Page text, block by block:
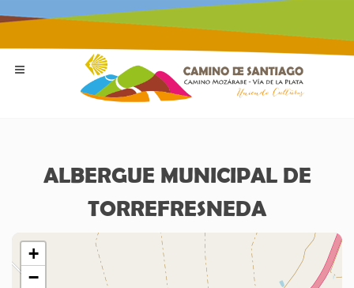
ALBERGUE MUNICIPAL DE
TORREFRESNEDA
+
−